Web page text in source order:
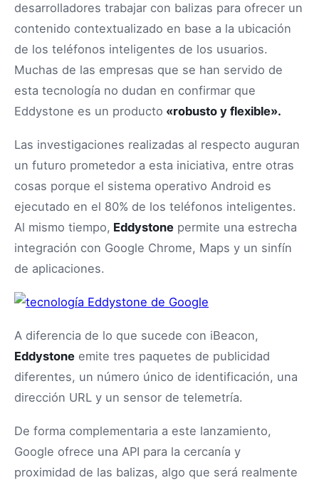
desarrolladores trabajar con balizas para ofrecer un
contenido contextualizado en base a la ubicación
de los teléfonos inteligentes de los usuarios.
Muchas de las empresas que se han servido de
esta tecnología no dudan en confirmar que
Eddystone es un producto «robusto y flexible».
Las investigaciones realizadas al respecto auguran
un futuro prometedor a esta iniciativa, entre otras
cosas porque el sistema operativo Android es
ejecutado en el 80% de los teléfonos inteligentes.
Al mismo tiempo, Eddystone permite una estrecha
integración con Google Chrome, Maps y un sinfín
de aplicaciones.
A diferencia de lo que sucede con iBeacon,
Eddystone emite tres paquetes de publicidad
diferentes, un número único de identificación, una
dirección URL y un sensor de telemetría.
De forma complementaria a este lanzamiento,
Google ofrece una API para la cercanía y
proximidad de las balizas, algo que será realmente